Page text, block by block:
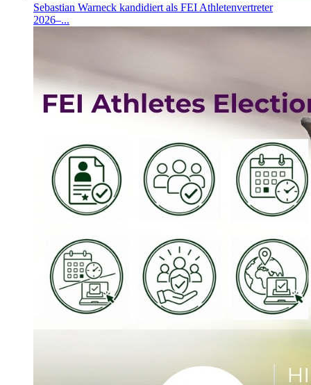
Sebastian Warneck kandidiert als FEI Athletenvertreter
2026–...